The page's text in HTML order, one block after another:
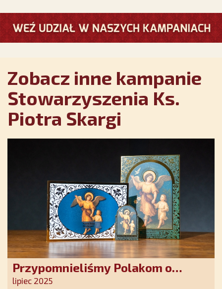
Zobacz inne kampanie
Stowarzyszenia Ks.
Piotra Skargi
Przypomnieliśmy Polakom o
obecności Anioła Stróża!
lipiec 2025